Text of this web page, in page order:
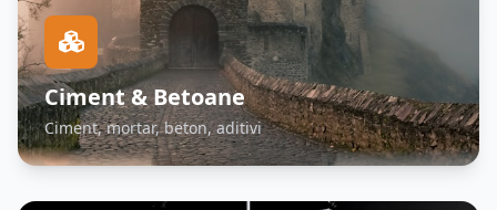
Ciment & Betoane
Ciment, mortar, beton, aditivi